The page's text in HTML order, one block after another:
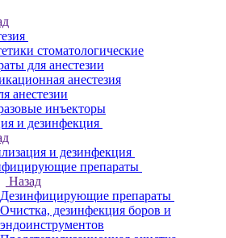
стоматологические
для анестезии
анестезия
анестезии
инъекторы
и дезинфекция
и дезинфекция
препараты
Назад
Дезинфицирующие препараты
Очистка, дезинфекция боров и
эндоинструментов